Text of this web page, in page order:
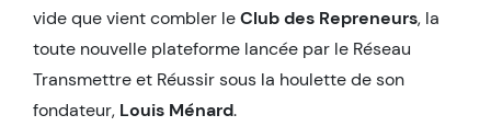
vide que vient combler leClub des Repreneurs, la
toute nouvelle plateforme lancée par le Réseau
Transmettre et Réussir sous la houlette de son
fondateur, Louis Ménard.